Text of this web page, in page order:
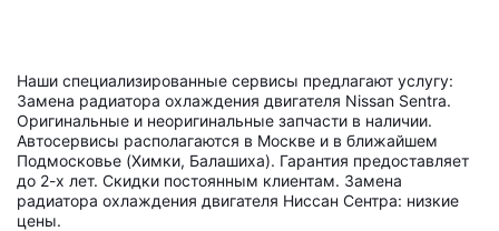
Наши специализированные сервисы предлагают услугу:
Замена радиатора охлаждения двигателя Nissan Sentra.
Оригинальные и неоригинальные запчасти в наличии.
Автосервисы располагаются в Москве и в ближайшем
Подмосковье (Химки, Балашиха). Гарантия предоставляет
до 2-х лет. Скидки постоянным клиентам. Замена
радиатора охлаждения двигателя Ниссан Сентра: низкие
цены.